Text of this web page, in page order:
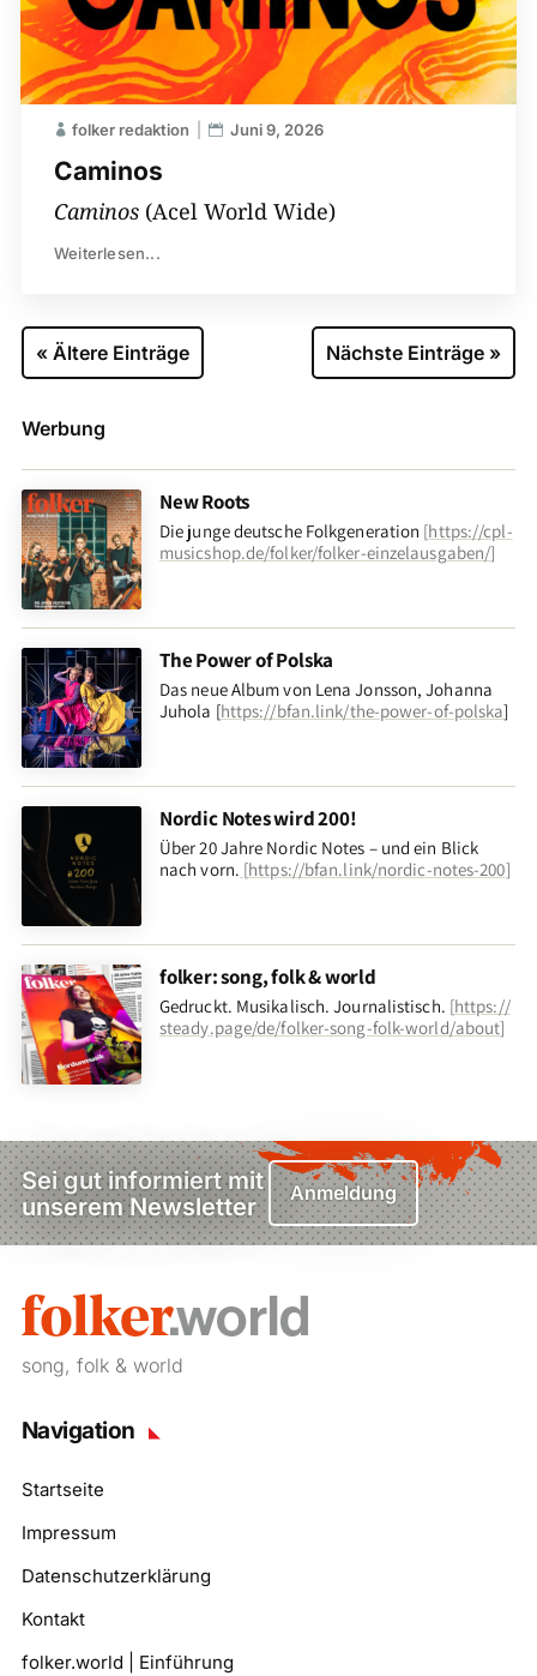
Caminos
folker redaktion Juni 9, 2026
Caminos(Acel World Wide)
Weiterlesen...
« Ältere Einträge Nächste Einträge »
Werbung
New Roots
Die junge deutsche Folkgeneration [https://cpl-
musicshop.de/folker/folker-einzelausgaben/]
The Power of Polska
Das neue Album von Lena Jonsson, Johanna
Juhola [https://bfan.link/the-power-of-polska]
Nordic Notes wird 200!
Über 20 Jahre Nordic Notes – und ein Blick
nach vorn. [https://bfan.link/nordic-notes-200]
folker: song, folk & world
Gedruckt. Musikalisch. Journalistisch. [https://
steady.page/de/folker-song-folk-world/about]
Sei gut informiert mit
unserem Newsletter
Anmeldung
song, folk & world
Navigation
Startseite
Impressum
Datenschutzerklärung
Kontakt
folker.world | Einführung